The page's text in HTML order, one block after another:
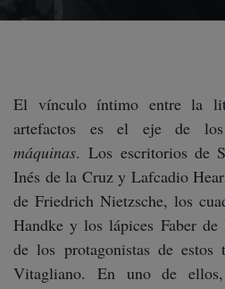
El vínculo íntimo entre la
artefactos es el eje de
máquinas. Los escritorios de
Inés de la Cruz y Lafcadio
de Friedrich Nietzsche, los
Handke y los lápices Faber de
de los protagonistas de estos
Vitagliano. En uno de